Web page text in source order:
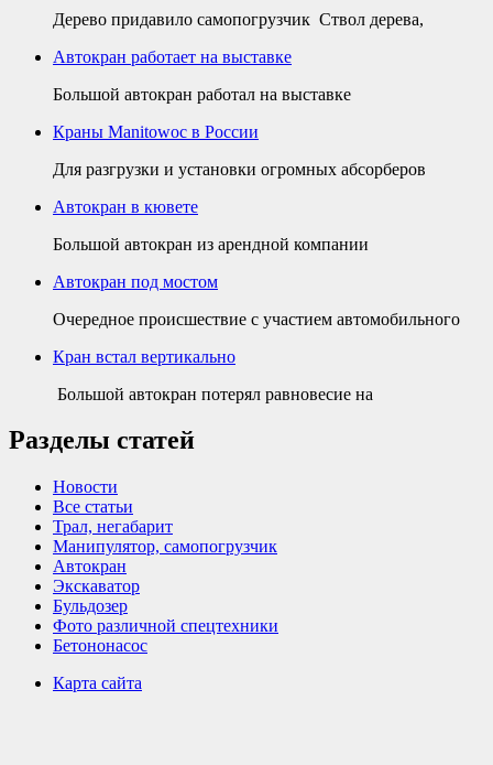
Дерево придавило самопогрузчик Ствол дерева,
Автокран работает на выставке
Большой автокран работал на выставке
Краны Manitowoc в России
Для разгрузки и установки огромных абсорберов
Автокран в кювете
Большой автокран из арендной компании
Автокран под мостом
Очередное происшествие с участием автомобильного
Кран встал вертикально
Большой автокран потерял равновесие на
Разделы статей
Новости
Все статьи
Трал, негабарит
Манипулятор, самопогрузчик
Автокран
Экскаватор
Бульдозер
Фото различной спецтехники
Бетононасос
Карта сайта